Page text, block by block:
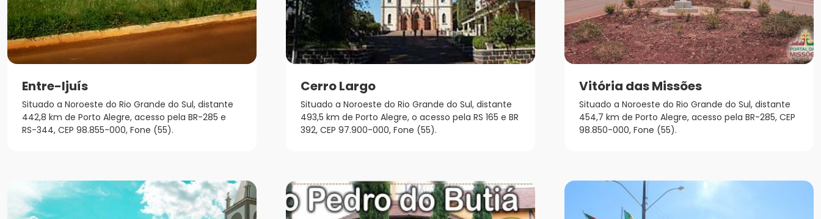
Entre-Ijuís
Situado a Noroeste do Rio Grande do Sul, distante
442,8 km de Porto Alegre, acesso pela BR-285 e
RS-344, CEP 98.855-000, Fone (55).
Cerro Largo
Situado a Noroeste do Rio Grande do Sul, distante
493,5 km de Porto Alegre, o acesso pela RS 165 e BR
392, CEP 97.900-000, Fone (55).
Vitória das Missões
Situado a Noroeste do Rio Grande do Sul, distante
454,7 km de Porto Alegre, acesso pela BR-285, CEP
98.850-000, Fone (55).